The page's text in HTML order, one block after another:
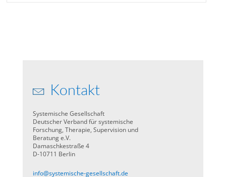
Kontakt
Systemische Gesellschaft
Deutscher Verband für systemische
Forschung, Therapie, Supervision und
Beratung e.V.
Damaschkestraße 4
D-10711 Berlin
info@systemische-gesellschaft.de